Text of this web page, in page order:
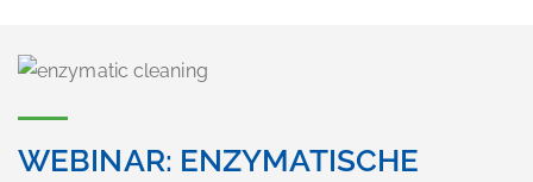
WEBINAR: ENZYMATISCHE